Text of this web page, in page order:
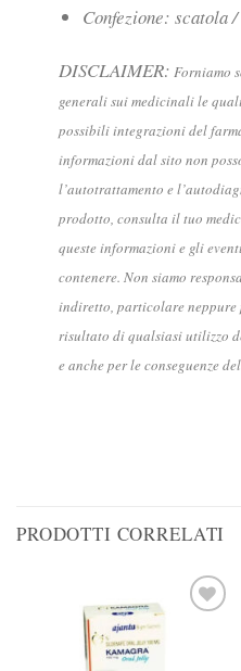
Confezione: scatola
DISCLAIMER: Forniamo
generali sui medicinali le
possibili integrazioni del
informazioni dal sito non
l’autotrattamento e
prodotto, consulta il tuo
queste informazioni e gli
contenere. Non siamo
indiretto, particolare
risultato di qualsiasi utilizzo
e anche per le conseguenze
PRODOTTI CORRELATI